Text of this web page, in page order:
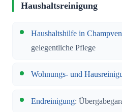
Haushaltsreinigung
Haushaltshilfe in
gelegentliche Pflege
Wohnungs- und
Endreinigung: